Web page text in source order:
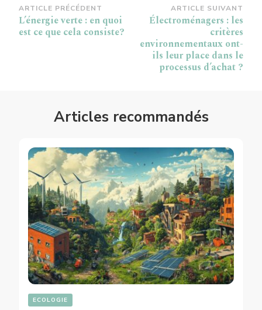
Navigation
d’article
ARTICLE PRÉCÉDENT
L’énergie verte : en quoi
est ce que cela consiste?
ARTICLE SUIVANT
Électroménagers : les
critères
environnementaux ont-
ils leur place dans le
processus d’achat ?
Articles recommandés
ECOLOGIE